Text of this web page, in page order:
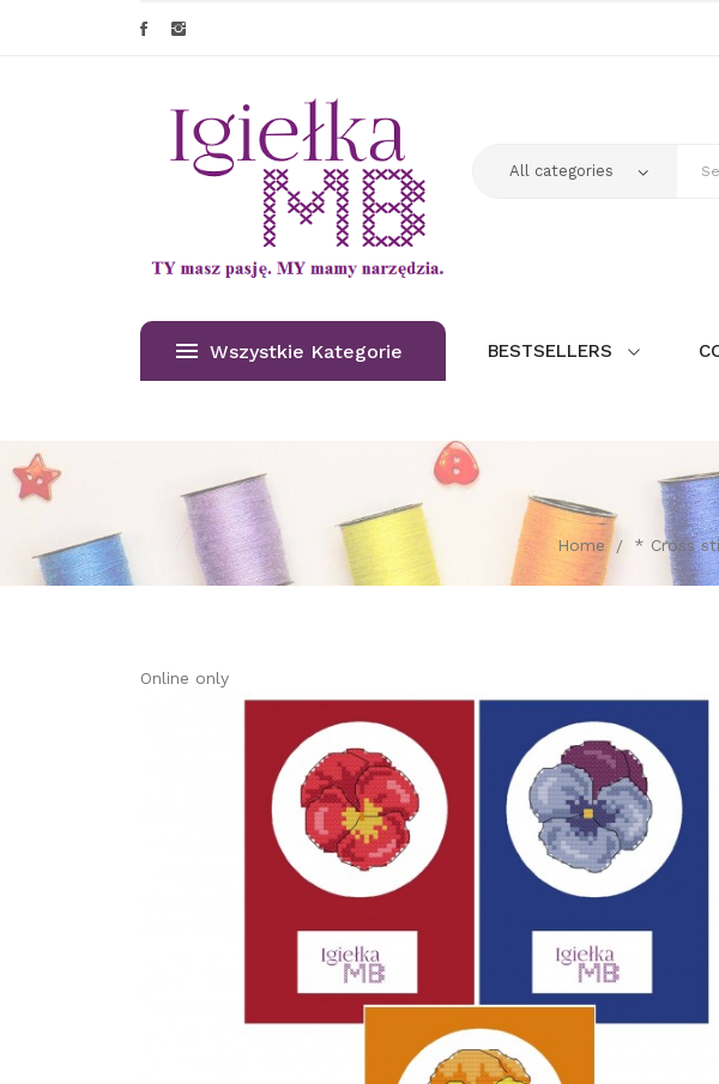
Wszystkie Kategorie BESTSELLERS
Home * Cross
Online only